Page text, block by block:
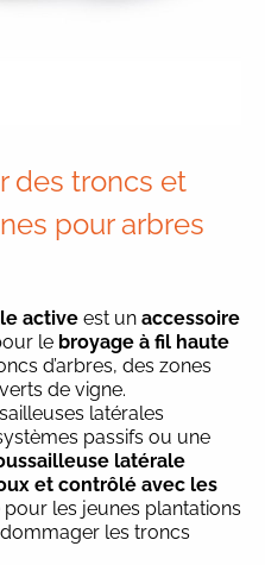
des troncs et
pour arbres
active est un accessoire
le broyage à fil haute
d’arbres, des zones
de vigne.
latérales
passifs ou une
latérale
et contrôlé avec les
les jeunes plantations
les troncs